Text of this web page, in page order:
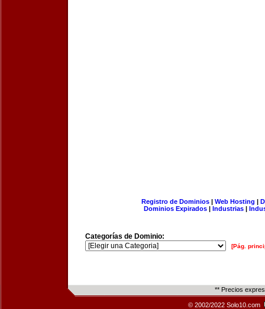
Registro de Dominios| Web Hosting |
Dominios Expirados | Industrias |
Categorías de Dominio:
[Pág.
** Precios
© 2002/2022 Solo10.com